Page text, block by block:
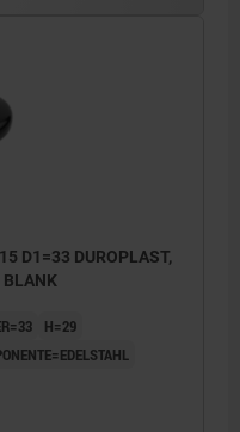
D1=33 DUROPLAST,
BLANK
H=29